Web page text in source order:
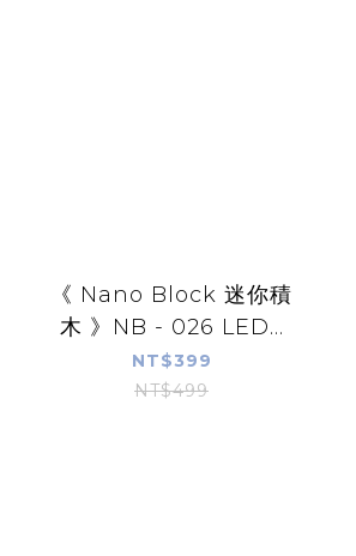
《 Nano Block 迷你積
木 》NB - 026 LED...
NT$399
NT$499